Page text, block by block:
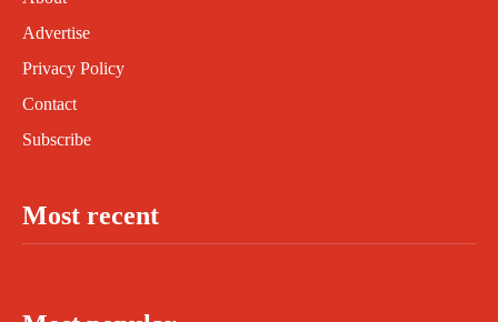
Advertise
Privacy Policy
Contact
Subscribe
Most recent